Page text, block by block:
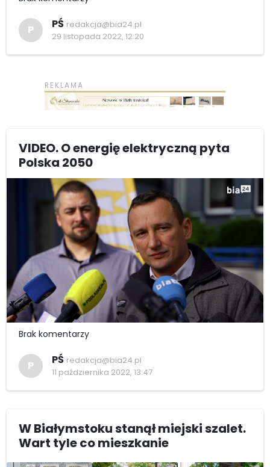
P PŚ redakcja@bia24.pl
29 listopada 2022, 12:20
VIDEO. O energię elektryczną pyta
Polska 2050
Brak komentarzy
P PŚ redakcja@bia24.pl
11 października 2022, 13:47
W Białymstoku stanął miejski szalet.
Wart tyle co mieszkanie